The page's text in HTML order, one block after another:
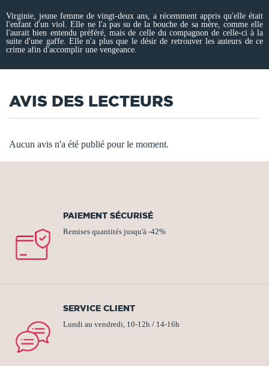
Virginie, jeune femme de vingt-deux ans, a récemment appris qu'elle était
l'enfant d'un viol. Elle ne l'a pas su de la bouche de sa mère, comme elle
l'aurait bien entendu préféré, mais de celle du compagnon de celle-ci à la
suite d'une gaffe. Elle n'a plus que le désir de retrouver les auteurs de ce
crime afin d'accomplir une vengeance.
AVIS DES LECTEURS
Aucun avis n'a été publié pour le moment.
PAIEMENT SÉCURISÉ
Remises quantités jusqu'à -42%
SERVICE CLIENT
Lundi au vendredi, 10-12h / 14-16h